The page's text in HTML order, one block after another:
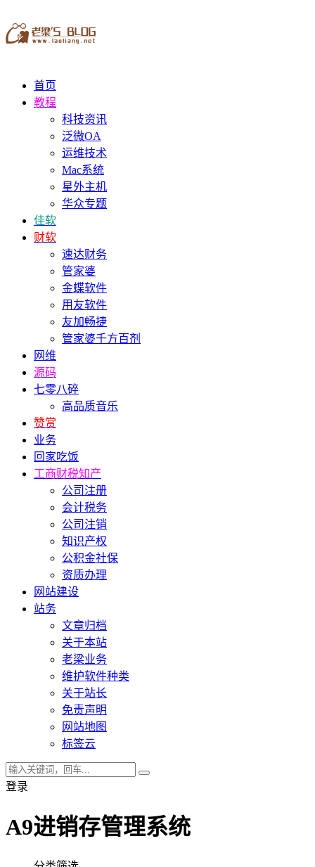
首页
教程
科技资讯
泛微OA
运维技术
Mac系统
星外主机
华众专题
佳软
财软
速达财务
管家婆
金蝶软件
用友软件
友加畅捷
管家婆千方百剂
网维
源码
七零八碎
高品质音乐
赞赏
业务
回家吃饭
工商财税知产
公司注册
会计税务
公司注销
知识产权
公积金社保
资质办理
网站建设
站务
文章归档
关于本站
老梁业务
维护软件种类
关于站长
免责声明
网站地图
标签云
登录
A9进销存管理系统